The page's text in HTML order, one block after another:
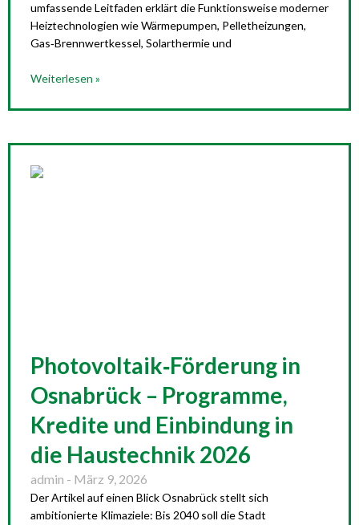
umfassende Leitfaden erklärt die Funktionsweise moderner
Heiztechnologien wie Wärmepumpen, Pelletheizungen,
Gas‑Brennwertkessel, Solarthermie und
Weiterlesen »
Photovoltaik‑Förderung in
Osnabrück – Programme,
Kredite und Einbindung in
die Haustechnik 2026
admin März 9, 2026
Der Artikel auf einen Blick Osnabrück stellt sich
ambitionierte Klimaziele: Bis 2040 soll die Stadt